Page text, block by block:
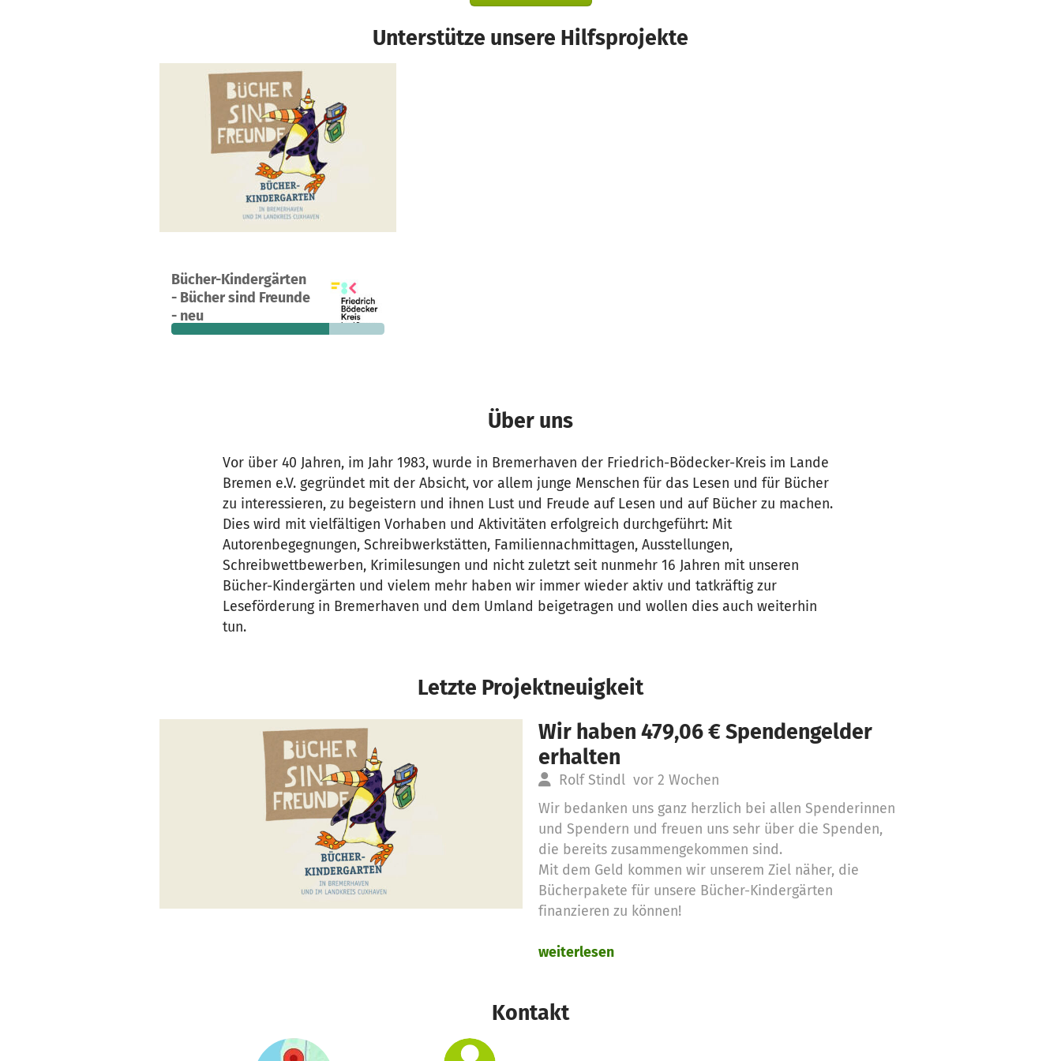
Unterstütze unsere Hilfsprojekte
Bücher-Kindergärten
- Bücher sind Freunde
- neu
Ein Projekt in Bremerhaven, Deutschland
27 74 % 581 €
fehlen noch
Über uns
Vor über 40 Jahren, im Jahr 1983, wurde in Bremerhaven der Friedrich-Bödecker-Kreis im Lande
Bremen e.V. gegründet mit der Absicht, vor allem junge Menschen für das Lesen und für Bücher
zu interessieren, zu begeistern und ihnen Lust und Freude auf Lesen und auf Bücher zu machen.
Dies wird mit vielfältigen Vorhaben und Aktivitäten erfolgreich durchgeführt: Mit
Autorenbegegnungen, Schreibwerkstätten, Familiennachmittagen, Ausstellungen,
Schreibwettbewerben, Krimilesungen und nicht zuletzt seit nunmehr 16 Jahren mit unseren
Bücher-Kindergärten und vielem mehr haben wir immer wieder aktiv und tatkräftig zur
Leseförderung in Bremerhaven und dem Umland beigetragen und wollen dies auch weiterhin
tun.
Letzte Projektneuigkeit
Wir haben 479,06 € Spendengelder
erhalten
Rolf Stindl vor 2 Wochen
Wir bedanken uns ganz herzlich bei allen Spenderinnen
und Spendern und freuen uns sehr über die Spenden,
die bereits zusammengekommen sind.
Mit dem Geld kommen wir unserem Ziel näher, die
Bücherpakete für unsere Bücher-Kindergärten
finanzieren zu können!
weiterlesen
Kontakt